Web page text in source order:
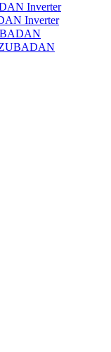
Inverter
Inverter